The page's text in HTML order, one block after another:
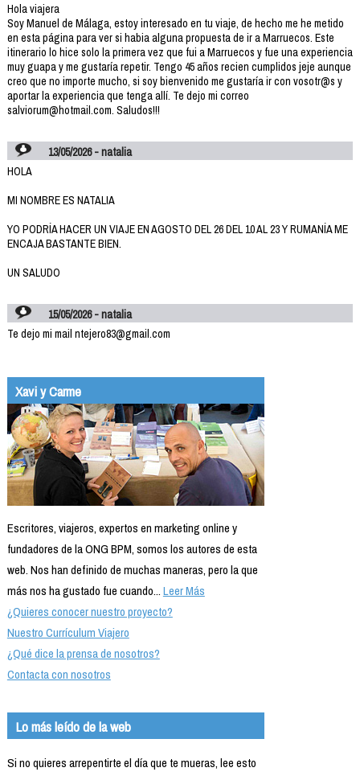
Hola viajera
Soy Manuel de Málaga, estoy interesado en tu viaje, de hecho me he metido
en esta página para ver si habia alguna propuesta de ir a Marruecos. Este
itinerario lo hice solo la primera vez que fui a Marruecos y fue una experiencia
muy guapa y me gustaría repetir. Tengo 45 años recien cumplidos jeje aunque
creo que no importe mucho, si soy bienvenido me gustaría ir con vosotr@s y
aportar la experiencia que tenga allí. Te dejo mi correo
salviorum@hotmail.com. Saludos!!!
13/05/2026 - natalia
HOLA
MI NOMBRE ES NATALIA
YO PODRÍA HACER UN VIAJE EN AGOSTO DEL 26 DEL 10 AL 23 Y RUMANÍA ME
ENCAJA BASTANTE BIEN.
UN SALUDO
15/05/2026 - natalia
Te dejo mi mail ntejero83@gmail.com
Xavi y Carme
Escritores, viajeros, expertos en marketing online y
fundadores de la ONG BPM, somos los autores de esta
web. Nos han definido de muchas maneras, pero la que
más nos ha gustado fue cuando...Leer Más
¿Quieres conocer nuestro proyecto?
Nuestro Currículum Viajero
¿Qué dice la prensa de nosotros?
Contacta con nosotros
Lo más leído de la web
Si no quieres arrepentirte el día que te mueras, lee esto